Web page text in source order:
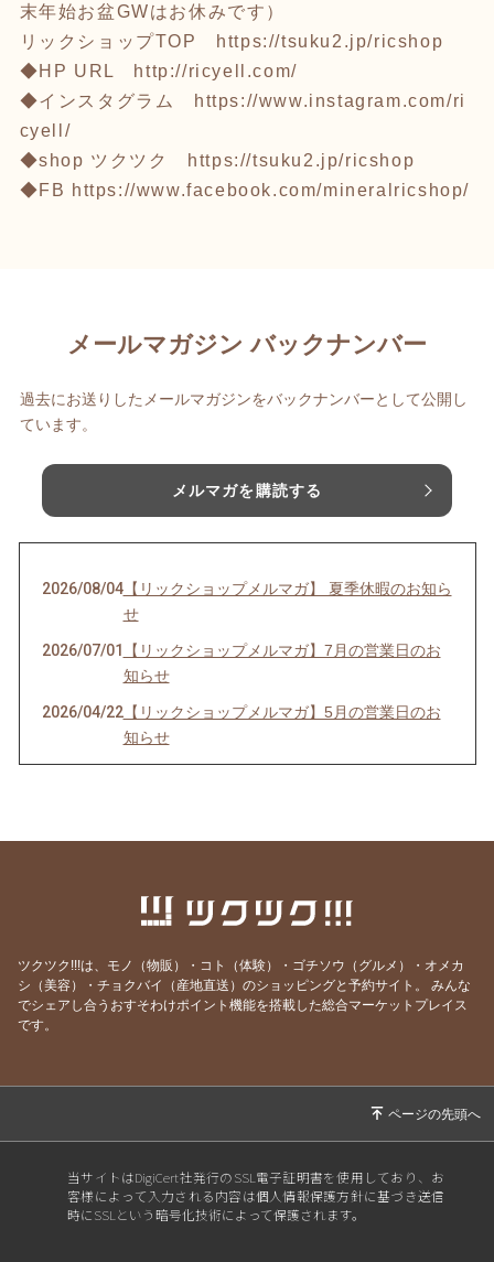
末年始お盆GWはお休みです）
リックショップTOP
https://tsuku2.jp/ricshop
◆HP URL http://ricyell.com/
◆インスタグラム
https://www.instagram.com/ri
cyell/
◆shop ツクツク
https://tsuku2.jp/ricshop
◆FB https://www.facebook.com/mineralricshop/
メールマガジン バックナンバー
過去にお送りしたメールマガジンをバックナンバーとして公開し
ています。
メルマガを購読する
2026/08/04【リックショップメルマガ】 夏季休暇のお知ら
せ
2026/07/01
【リックショップメルマガ】7月の営業日のお
知らせ
2026/04/22【リックショップメルマガ】5月の営業日のお
知らせ
【リックショップメルマガ】働き盛りの皆さん
へ 脳の活性化のツボ
2026/01/24 【リックショップメルマガ】2月の営業日のお
知らせ
2026/01/01
おすすめ商品
2025/08/27【リックショップメルマガ】9月の営業日
ツクツク!!!は、モノ（物販）・コト（体験）・ゴチソウ（グルメ）・オメカ
シ（美容）・チョクバイ（産地直送）のショッピングと予約サイト。
みんな
でシェアし合うおすそわけポイント機能を搭載した総合マーケットプレイス
です。
当サイトはDigiCert社発行のSSL電子証明書を使用しており、お
客様によって入力される内容は個人情報保護方針に基づき送信
時にSSLという暗号化技術によって保護されます。